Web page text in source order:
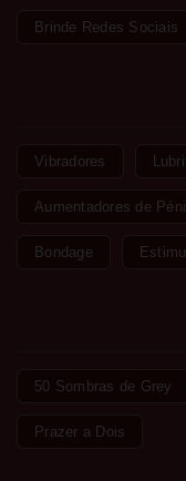
Brinde Redes Sociais
Vibradores
Aumentadores de
Bondage
50 Sombras de Grey
Prazer a Dois